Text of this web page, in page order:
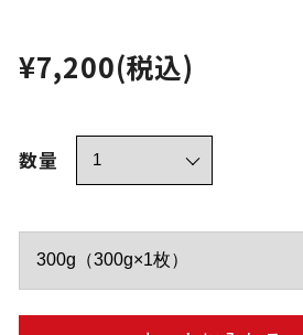
¥7,200(税込)
数量